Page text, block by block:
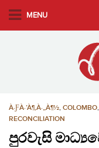
MENU
À·ƑÀ·’À¶‚À·„À¶½, COLOMBO,
RECONCILIATION
පුරවැසි